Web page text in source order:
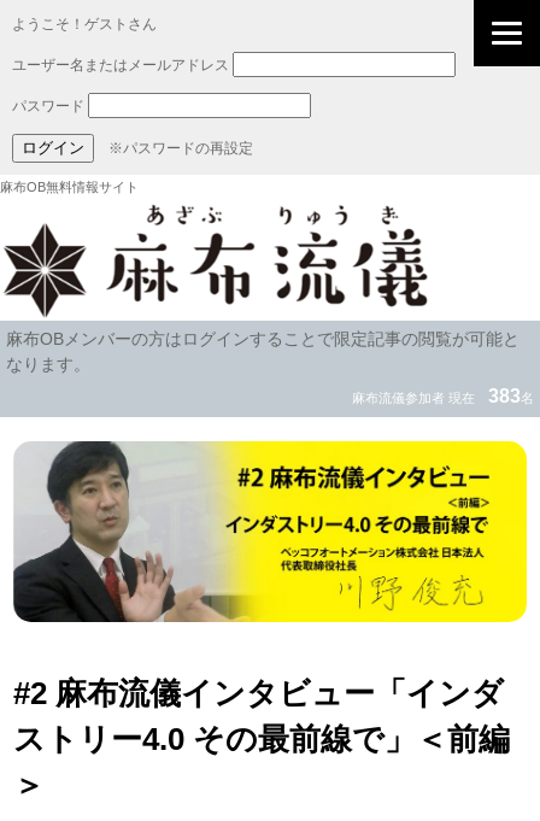
ようこそ！ゲストさん
ユーザー名またはメールアドレス
パスワード
※パスワードの再設定
麻布OB無料情報サイト
麻布OBメンバーの方はログインすることで限定記事の閲覧が可能と
なります。
麻布流儀参加者 現在 383名
#2 麻布流儀インタビュー「インダ
ストリー4.0 その最前線で」＜前編
＞